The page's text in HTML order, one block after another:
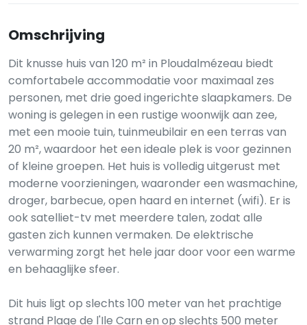
Omschrijving
Dit knusse huis van 120 m² in Ploudalmézeau biedt
comfortabele accommodatie voor maximaal zes
personen, met drie goed ingerichte slaapkamers. De
woning is gelegen in een rustige woonwijk aan zee,
met een mooie tuin, tuinmeubilair en een terras van
20 m², waardoor het een ideale plek is voor gezinnen
of kleine groepen. Het huis is volledig uitgerust met
moderne voorzieningen, waaronder een wasmachine,
droger, barbecue, open haard en internet (wifi). Er is
ook satelliet-tv met meerdere talen, zodat alle
gasten zich kunnen vermaken. De elektrische
verwarming zorgt het hele jaar door voor een warme
en behaaglijke sfeer.
Dit huis ligt op slechts 100 meter van het prachtige
strand Plage de l'Ile Carn en op slechts 500 meter